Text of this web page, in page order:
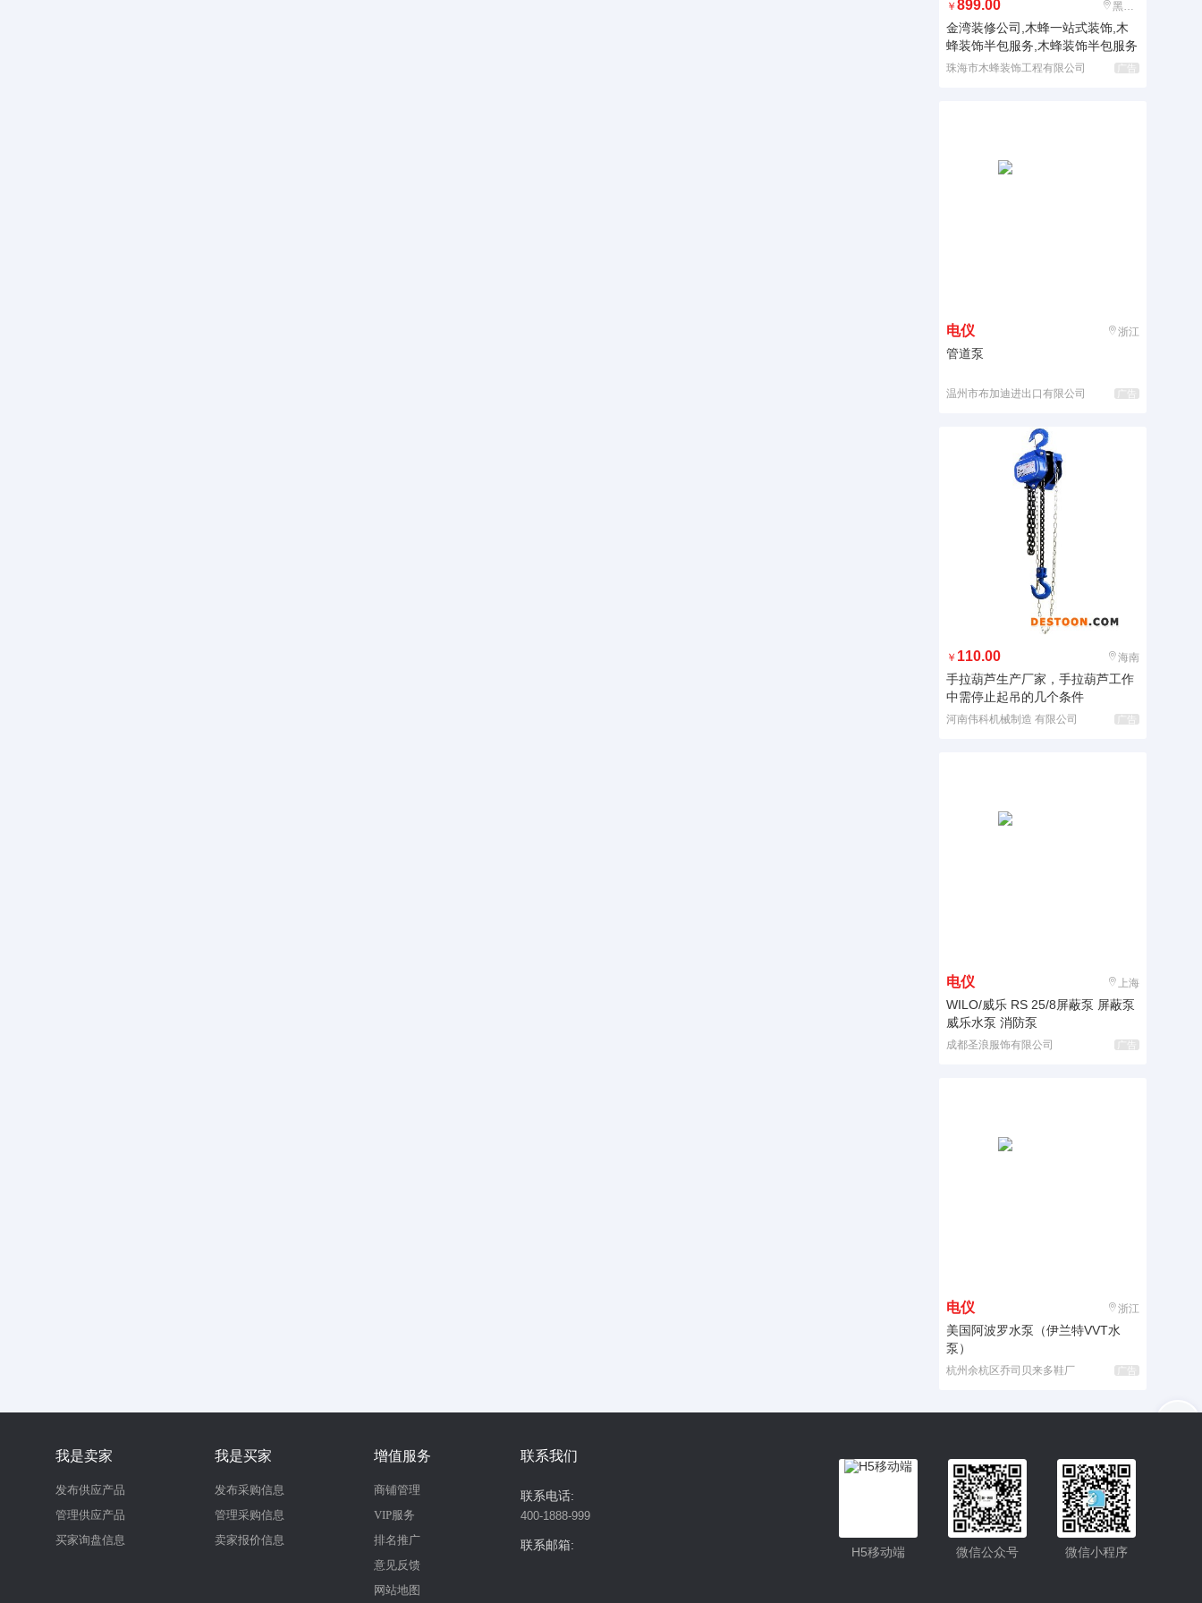
￥ 899.00 黑龙江
金湾装修公司,木蜂一站式装饰,木
蜂装饰半包服务,木蜂装饰半包服务
珠海市木蜂装饰工程有限公司 广告
电仪 浙江
管道泵
温州市布加迪进出口有限公司 广告
￥ 110.00 海南
手拉葫芦生产厂家，手拉葫芦工作
中需停止起吊的几个条件
河南伟科机械制造 有限公司 广告
电仪 上海
WILO/威乐 RS 25/8屏蔽泵 屏蔽泵
威乐水泵 消防泵
成都圣浪服饰有限公司 广告
电仪 浙江
美国阿波罗水泵（伊兰特VVT水
泵）
杭州余杭区乔司贝来多鞋厂 广告
我是卖家
发布供应产品
管理供应产品
买家询盘信息
我是买家
发布采购信息
管理采购信息
卖家报价信息
增值服务
商铺管理
VIP服务
排名推广
意见反馈
网站地图
联系我们
联系电话:
400-1888-999
联系邮箱: 微信小程序
微信公众号
H5移动端